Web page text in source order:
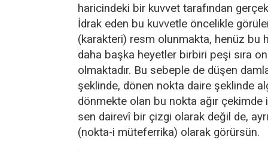
haricindeki bir kuvvet tarafından
İdrak eden bu kuvvetle öncelikle
(karakteri) resm olunmakta, henüz bu
daha başka heyetler birbiri peşi sıra
olmaktadır. Bu sebeple de düşen
şeklinde, dönen nokta daire şeklinde
dönmekte olan bu nokta ağır
sen dairevî bir çizgi olarak değil de,
(nokta-i müteferrika) olarak görürsün.